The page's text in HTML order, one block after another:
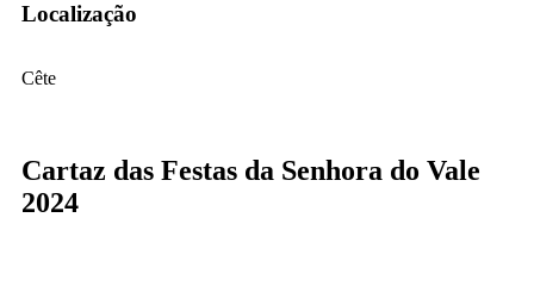
Localização
Cête
Cartaz das Festas da Senhora do Vale
2024